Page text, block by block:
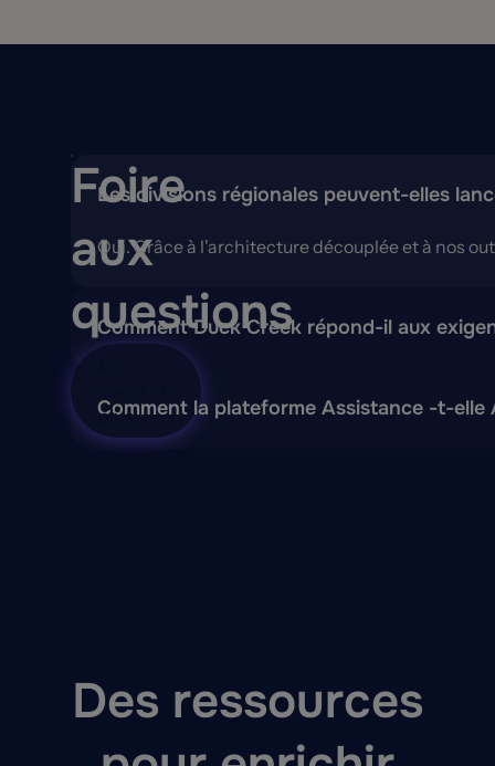
Foire
aux
questions
plus
Les divisions régionales peuvent-elles
Oui. Grâce à l'architecture découplée et à nos
Comment Duck Creek répond-il aux
Toutes les opérations sont gérées via
Comment la plateforme Assistance -t-elle
Des ressources